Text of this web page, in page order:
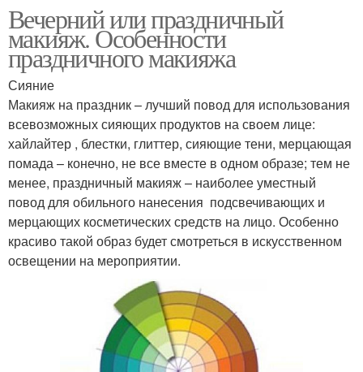
Вечерний или праздничный
макияж. Особенности
праздничного макияжа
Сияние
Макияж на праздник – лучший повод для использования
всевозможных сияющих продуктов на своем лице:
хайлайтер , блестки, глиттер, сияющие тени, мерцающая
помада – конечно, не все вместе в одном образе; тем не
менее, праздничный макияж – наиболее уместный
повод для обильного нанесения подсвечивающих и
мерцающих косметических средств на лицо. Особенно
красиво такой образ будет смотреться в искусственном
освещении на мероприятии.